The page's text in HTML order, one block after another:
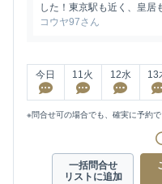
した！東京駅も近く、皇居
コウヤ97さん
今日 11火 12水 13
※問合せ可の場合でも、確実に予約で
一括問合せ
リストに追加